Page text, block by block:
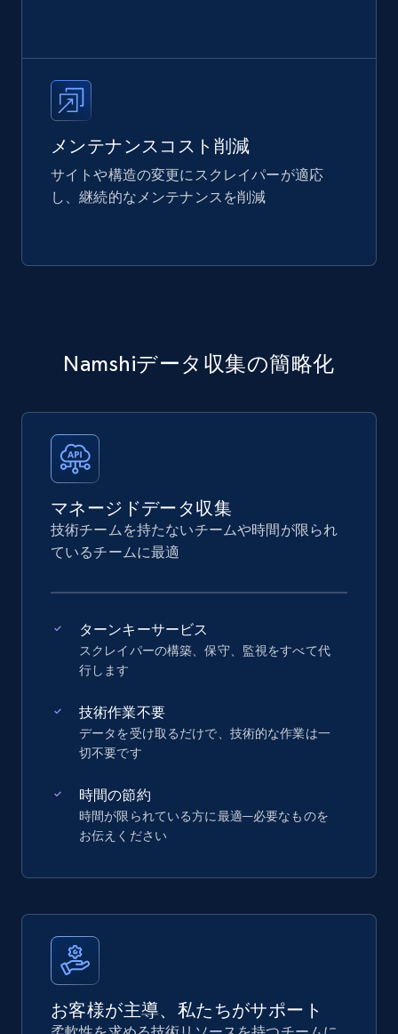
メンテナンスコスト削減
サイトや構造の変更にスクレイパーが適応
し、継続的なメンテナンスを削減
Namshiデータ収集の簡略化
マネージドデータ収集
技術チームを持たないチームや時間が限られ
ているチームに最適
ターンキーサービス
スクレイパーの構築、保守、監視をすべて代
行します
技術作業不要
データを受け取るだけで、技術的な作業は一
切不要です
時間の節約
時間が限られている方に最適—必要なものを
お伝えください
お客様が主導、私たちがサポート